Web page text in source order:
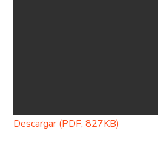
Descargar (PDF, 827KB)